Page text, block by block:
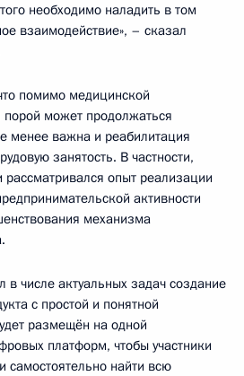
необходимо наладить в том
взаимодействие», – сказал
помимо медицинской
порой может продолжаться
менее важна и реабилитация
занятость. В частности,
опыт реализации
активности
механизма
числе актуальных задач создание
с простой и понятной
размещён на одной
платформ, чтобы участники
самостоятельно найти всю